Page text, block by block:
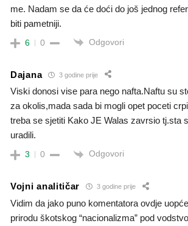
me. Nadam se da će doći do još jednog
biti pametniji.
6 0 Odgovori
Dajana 3 godine prije
Viski donosi vise para nego nafta.Naftu su
za okolis,mada sada bi mogli opet poceti
treba se sjetiti Kako JE Walas zavrsio tj.sta
uradili.
3 0 Odgovori
Vojni analitičar 3 godine prije
Vidim da jako puno komentatora ovdje
prirodu škotskog “nacionalizma” pod